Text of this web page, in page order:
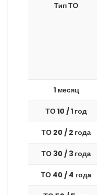
Тип ТО
1 месяц
ТО 10 / 1 год
ТО 20 / 2 года
ТО 30 / 3 года
ТО 40 / 4 года